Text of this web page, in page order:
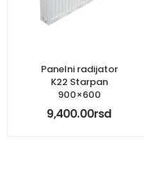
Panelni radijator
K22 Starpan
900×600
9,400.00rsd